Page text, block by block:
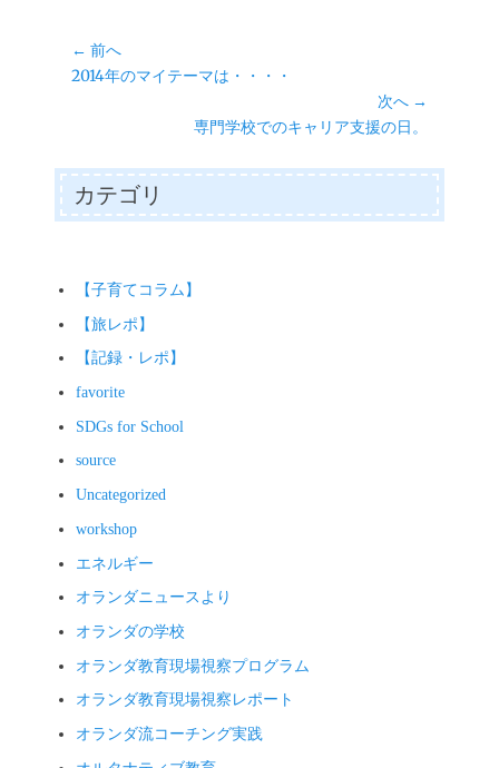
投
稿
ゲ
ー
シ
ン
← 前へ
前
2014年のマイテーマは・・・・
次へ →
投
稿:
専門学校でのキャリア支援の日。
カテゴリ
【子育てコラム】
【旅レポ】
【記録・レポ】
favorite
SDGs for School
source
Uncategorized
workshop
エネルギー
オランダニュースより
オランダの学校
オランダ教育現場視察プログラム
オランダ教育現場視察レポート
オランダ流コーチング実践